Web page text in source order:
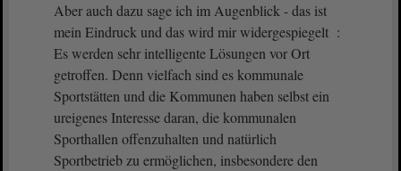
Aber auch dazu sage ich im Augenblick - das ist
mein Eindruck und das wird mir widergespiegelt :
Es werden sehr intelligente Lösungen vor Ort
getroffen. Denn vielfach sind es kommunale
Sportstätten und die Kommunen haben selbst ein
ureigenes Interesse daran, die kommunalen
Sporthallen offenzuhalten und natürlich
Sportbetrieb zu ermöglichen, insbesondere den